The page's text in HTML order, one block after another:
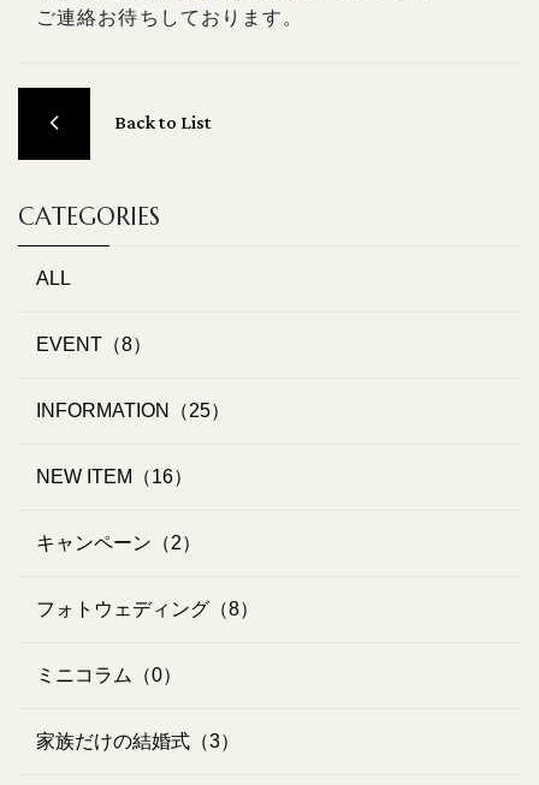
ご連絡お待ちしております。
Back to List
CATEGORIES
ALL
EVENT（8）
INFORMATION（25）
NEW ITEM（16）
キャンペーン（2）
フォトウェディング（8）
ミニコラム（0）
家族だけの結婚式（3）